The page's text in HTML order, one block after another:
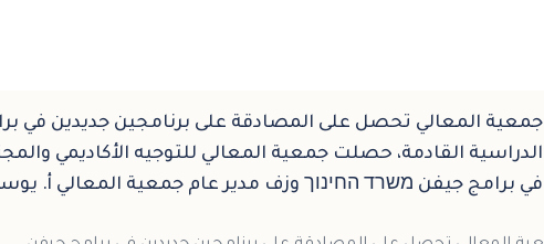
جمعية المعالي تحصل على المصادقة على برنامجين جديدين في
الدراسية القادمة، حصلت جمعية المعالي للتوجيه الأكاديمي
في برامج جيفن משרד החינוך وزف مدير عام جمعية المعالي أ.